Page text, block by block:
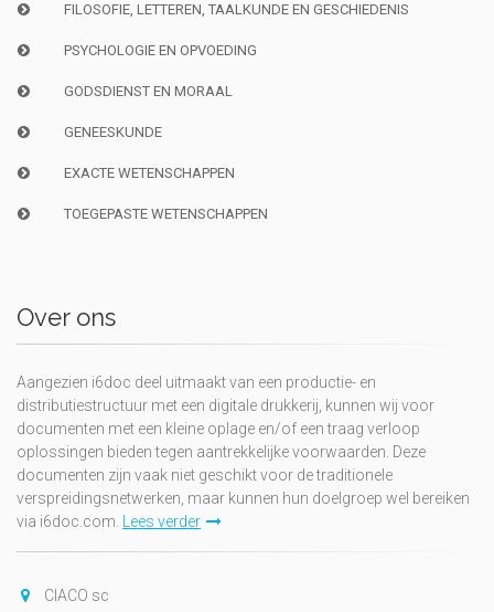
FILOSOFIE, LETTEREN, TAALKUNDE EN GESCHIEDENIS
PSYCHOLOGIE EN OPVOEDING
GODSDIENST EN MORAAL
GENEESKUNDE
EXACTE WETENSCHAPPEN
TOEGEPASTE WETENSCHAPPEN
Over ons
Aangezien i6doc deel uitmaakt van een productie- en
distributiestructuur met een digitale drukkerij, kunnen wij voor
documenten met een kleine oplage en/of een traag verloop
oplossingen bieden tegen aantrekkelijke voorwaarden. Deze
documenten zijn vaak niet geschikt voor de traditionele
verspreidingsnetwerken, maar kunnen hun doelgroep wel bereiken
via i6doc.com. Lees verder
CIACO sc